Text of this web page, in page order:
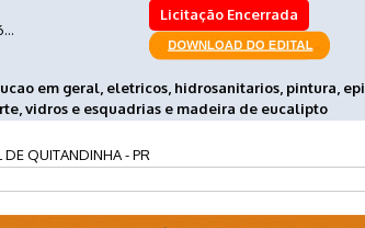
Licitação Encerrada
em geral, eletricos, hidrosanitarios, pintura, epi,
vidros e esquadrias e madeira de eucalipto
DE QUITANDINHA - PR